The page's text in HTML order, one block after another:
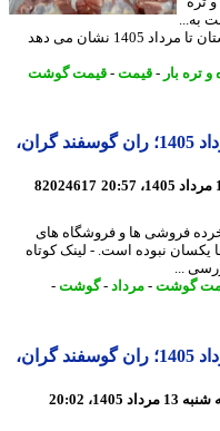
بررسی روند قیمت گوشت قرمز از ابتدای تابستان تا مرداد 1405 نشان می دهد
بار - قیمت-قیمت گوشت
قیمت گوشت در سه شنبه 13 مرداد 1405؛ ران گوسفند گران،
82024617
فروشی ها و فروشگاه های
نبوده است. - لینک کوتاه
...
-مرداد-گوشت-
قیمت گوشت در سه شنبه 13 مرداد 1405؛ ران گوسفند گران،